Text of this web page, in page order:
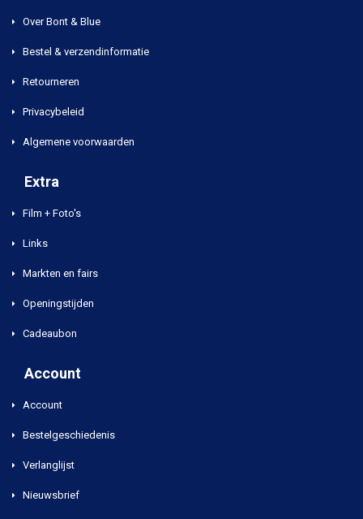
Over Bont & Blue
Bestel & verzendinformatie
Retourneren
Privacybeleid
Algemene voorwaarden
Extra
Film + Foto's
Links
Markten en fairs
Openingstijden
Cadeaubon
Account
Account
Bestelgeschiedenis
Verlanglijst
Nieuwsbrief